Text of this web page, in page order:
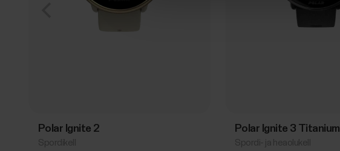
Polar Ignite 2 Polar Ignite 3 Titanium